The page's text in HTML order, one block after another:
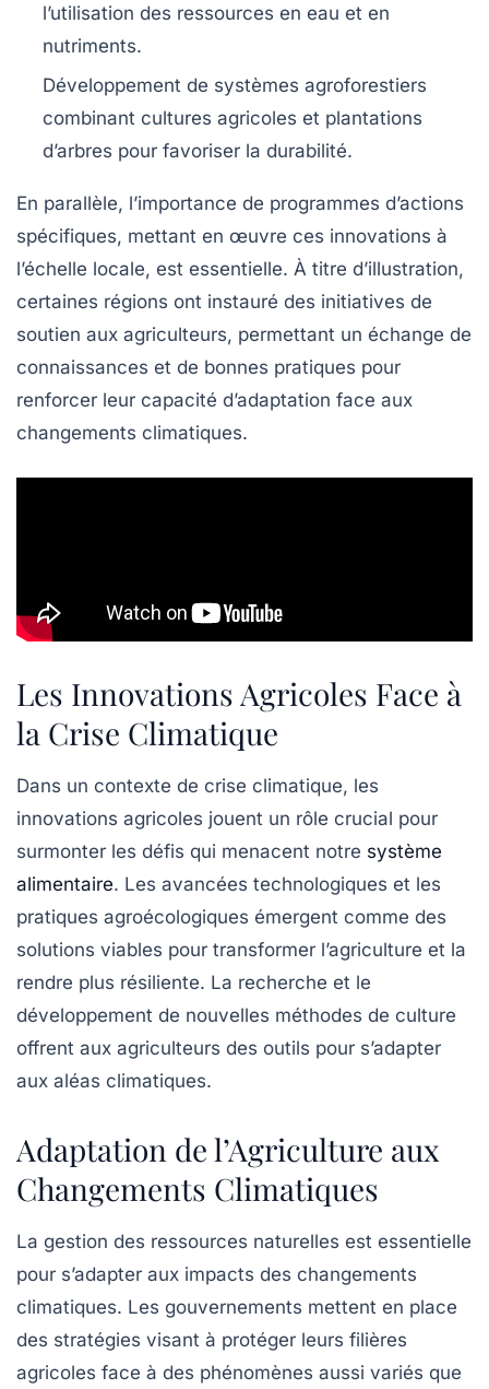
l’utilisation des ressources en eau et en
nutriments.
Développement de systèmes agroforestiers
combinant cultures agricoles et plantations
d’arbres pour favoriser la durabilité.
En parallèle, l’importance de programmes d’actions
spécifiques, mettant en œuvre ces innovations à
l’échelle locale, est essentielle. À titre d’illustration,
certaines régions ont instauré des initiatives de
soutien aux agriculteurs, permettant un échange de
connaissances et de bonnes pratiques pour
renforcer leur capacité d’adaptation face aux
changements climatiques.
Les Innovations Agricoles Face à
la Crise Climatique
Dans un contexte de crise climatique, les
innovations agricoles jouent un rôle crucial pour
surmonter les défis qui menacent notre système
alimentaire. Les avancées technologiques et les
pratiques agroécologiques émergent comme des
solutions viables pour transformer l’agriculture et la
rendre plus résiliente. La recherche et le
développement de nouvelles méthodes de culture
offrent aux agriculteurs des outils pour s’adapter
aux aléas climatiques.
Adaptation de l’Agriculture aux
Changements Climatiques
La gestion des ressources naturelles est essentielle
pour s’adapter aux impacts des changements
climatiques. Les gouvernements mettent en place
des stratégies visant à protéger leurs filières
agricoles face à des phénomènes aussi variés que